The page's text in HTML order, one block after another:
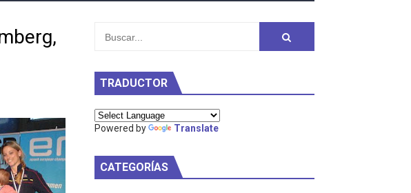
de The Vanity Project
TRADUCTOR
Powered by Translate
CATEGORÍAS